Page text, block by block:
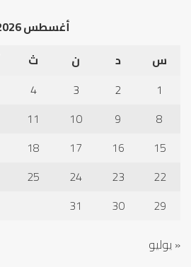
أغسطس 2026
س
د ن ث
1
2
3
4
8
9
10
11
15
16
17
18
22
23
24
25
29
30
31
« يوليو